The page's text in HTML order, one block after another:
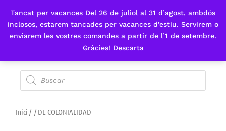
Tancat per vacances Del 26 de juliol al 31 d’agost, ambdós
inclosos, estarem tancades per vacances d’estiu. Servirem o
enviarem les vostres comandes a partir de l’1 de setembre.
Gràcies! Descarta
Fes-te'n sòcia
Inici / / DE COLONIALIDAD